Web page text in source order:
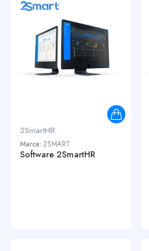
2SmartHR
Marca: 2SMART
Software 2SmartHR